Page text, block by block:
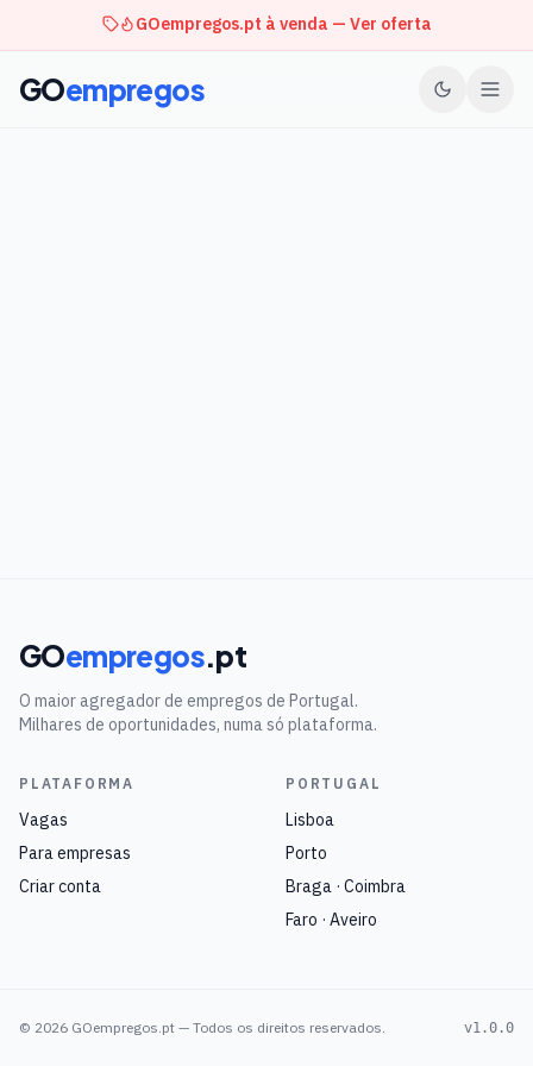
GOempregos.pt à venda — Ver oferta
GOempregos
GOempregos.pt
O maior agregador de empregos de Portugal.
Milhares de oportunidades, numa só plataforma.
PLATAFORMA
Vagas
Para empresas
Criar conta
PORTUGAL
Lisboa
Porto
Braga · Coimbra
Faro · Aveiro
© 2026 GOempregos.pt — Todos os direitos reservados. v1.0.0